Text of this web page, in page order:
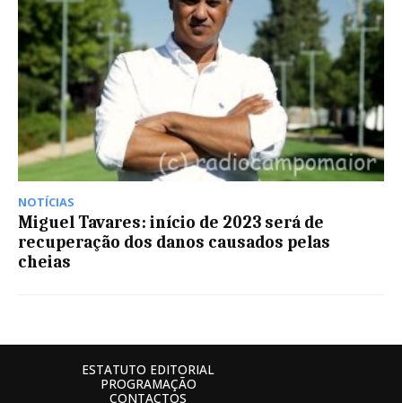
NOTÍCIAS
Miguel Tavares: início de 2023 será de
recuperação dos danos causados pelas
cheias
ESTATUTO EDITORIAL
PROGRAMAÇÃO
CONTACTOS